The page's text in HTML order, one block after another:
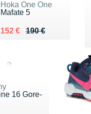
Hoka One One
Mafate 5
190 €
Au lieu de 190 €
152 €
Vendu 152 €
16 Gore-